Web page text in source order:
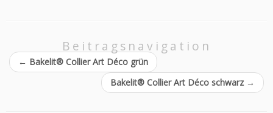
Beitragsnavigation
← Bakelit® Collier Art Déco grün
Bakelit® Collier Art Déco schwarz →